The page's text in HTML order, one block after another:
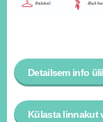
Detailsem info
Külasta linnakut